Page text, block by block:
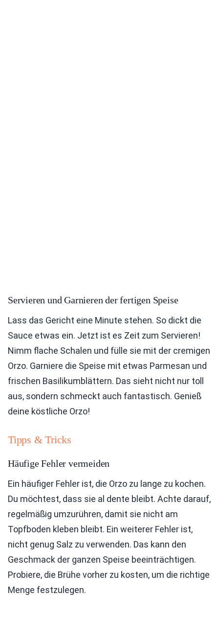
Servieren und Garnieren der fertigen Speise
Lass das Gericht eine Minute stehen. So dickt die
Sauce etwas ein. Jetzt ist es Zeit zum Servieren!
Nimm flache Schalen und fülle sie mit der cremigen
Orzo. Garniere die Speise mit etwas Parmesan und
frischen Basilikumblättern. Das sieht nicht nur toll
aus, sondern schmeckt auch fantastisch. Genieß
deine köstliche Orzo!
Tipps & Tricks
Häufige Fehler vermeiden
Ein häufiger Fehler ist, die Orzo zu lange zu kochen.
Du möchtest, dass sie al dente bleibt. Achte darauf,
regelmäßig umzurühren, damit sie nicht am
Topfboden kleben bleibt. Ein weiterer Fehler ist,
nicht genug Salz zu verwenden. Das kann den
Geschmack der ganzen Speise beeinträchtigen.
Probiere, die Brühe vorher zu kosten, um die richtige
Menge festzulegen.